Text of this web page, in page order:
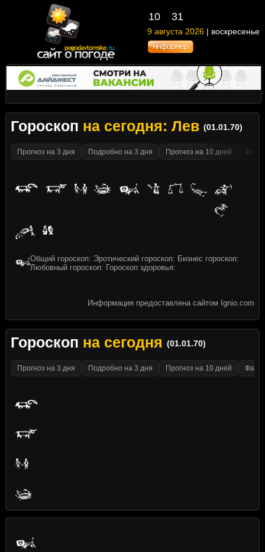
10 31
9 августа 2026 | воскресенье
Гороскоп на сегодня: Лев (01.01.70)
Прогноз на 3 дня Подробно на 3 дня Прогноз на 10 дней
Общий гороскоп: Эротический гороскоп: Бизнес гороскоп:
Любовный гороскоп: Гороскоп здоровья:
Информация предоставлена сайтом Ignio.com
Гороскоп на сегодня (01.01.70)
Прогноз на 3 дня Подробно на 3 дня Прогноз на 10 дней